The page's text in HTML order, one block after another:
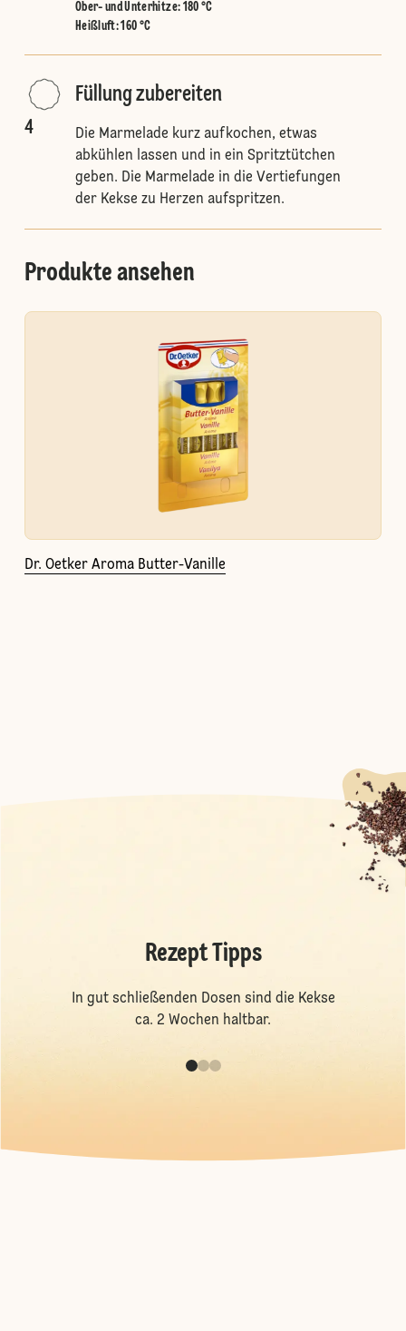
Ober- und Unterhitze: 180 °C
Heißluft:160 °C
4
Füllung zubereiten
Die Marmelade kurz aufkochen, etwas
abkühlen lassen und in ein Spritztütchen
geben. Die Marmelade in die Vertiefungen
der Kekse zu Herzen aufspritzen.
Produkte ansehen
Dr. Oetker Aroma Butter-Vanille
Rezept Tipps
In gut schließenden Dosen sind die Kekse
ca. 2 Wochen haltbar.